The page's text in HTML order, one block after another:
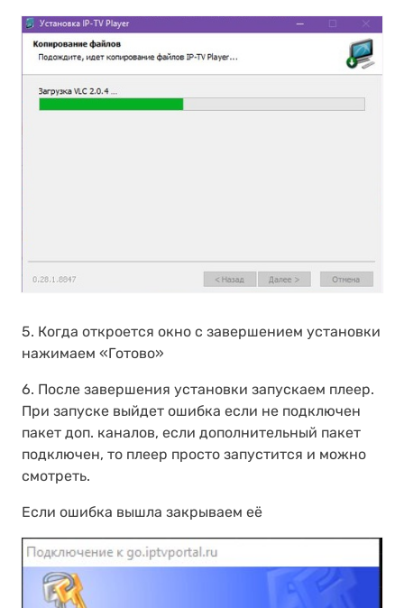
5. Когда откроется окно с завершением установки
нажимаем «Готово»
6. После завершения установки запускаем плеер.
При запуске выйдет ошибка если не подключен
пакет доп. каналов, если дополнительный пакет
подключен, то плеер просто запустится и можно
смотреть.
Если ошибка вышла закрываем её